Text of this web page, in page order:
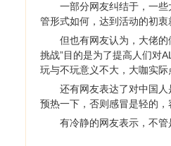
一部分网友纠结于，一
管形式如何，达到活动的初衷
但也有网友认为，大佬
挑战”目的是为了提高人们对
玩与不玩意义不大，大咖实际
还有网友表达了对中国
预热一下，否则感冒是轻的，
有冷静的网友表示，不